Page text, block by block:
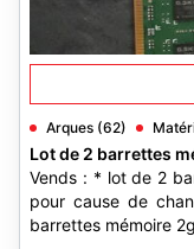
Arques (62)
Lot de 2 barrettes
Vends : * lot de 2
pour cause de
barrettes mémoire